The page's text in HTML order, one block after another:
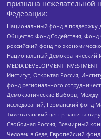
признана нежелательной
Федерации:
Национальный фонд в поддержку
Общество Фонд Содействия,
российский фонд по
Национальный Демократический
MEDIA DEVELOPMENT
Институт, Открытая Россия,
фонд регионального
Демократические Выборы,
исследований, Германский фонд
Тихоокеанский центр защиты
Свободная Россия, Всемирный
Человек в беде, Европейский